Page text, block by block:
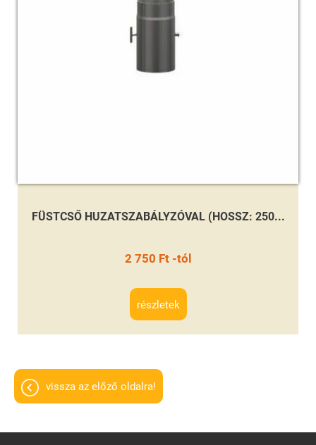
FÜSTCSŐ HUZATSZABÁLYZÓVAL (HOSSZ: 250...
2 750 Ft -tól
részletek
vissza az előző oldalra!